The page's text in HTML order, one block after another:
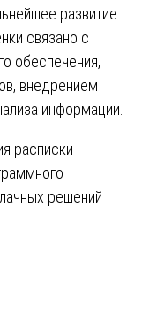
развитие
связано с
обеспечения,
внедрением
информации.
расписки
решений